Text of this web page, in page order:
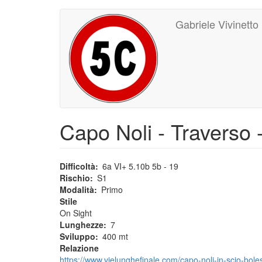
Gabriele Vivinetto
Main
navigation
User
account
menu
Capo Noli -
Difficoltà 6a VI+ 5.10b 5b - 19
Rischio
S1
Modalità
Primo
Stile
On Sight
Lunghezze 7
Sviluppo
400 mt
Relazione
https://www.vielunghefinale.com/capo-noli-in-scio-